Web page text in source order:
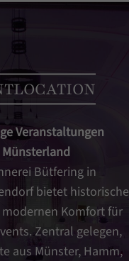
Veranstaltungen
Bütfering in
bietet historische
modernen Komfort für
Zentral gelegen,
aus Münster, Hamm,